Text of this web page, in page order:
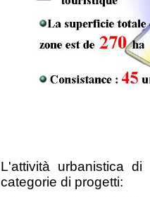
L'attività urbanistica
categorie di progetti: